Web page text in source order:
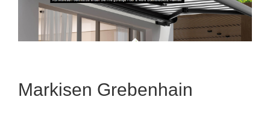
Markisen Grebenhain